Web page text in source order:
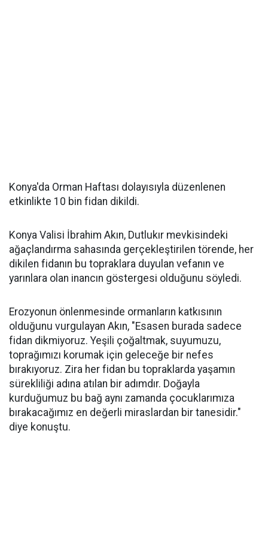
Konya'da Orman Haftası dolayısıyla düzenlenen
etkinlikte 10 bin fidan dikildi.
Konya Valisi İbrahim Akın, Dutlukır mevkisindeki
ağaçlandırma sahasında gerçekleştirilen törende, her
dikilen fidanın bu topraklara duyulan vefanın ve
yarınlara olan inancın göstergesi olduğunu söyledi.
Erozyonun önlenmesinde ormanların katkısının
olduğunu vurgulayan Akın, "Esasen burada sadece
fidan dikmiyoruz. Yeşili çoğaltmak, suyumuzu,
toprağımızı korumak için geleceğe bir nefes
bırakıyoruz. Zira her fidan bu topraklarda yaşamın
sürekliliği adına atılan bir adımdır. Doğayla
kurduğumuz bu bağ aynı zamanda çocuklarımıza
bırakacağımız en değerli miraslardan bir tanesidir."
diye konuştu.